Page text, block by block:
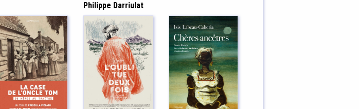
Philippe Darriulat